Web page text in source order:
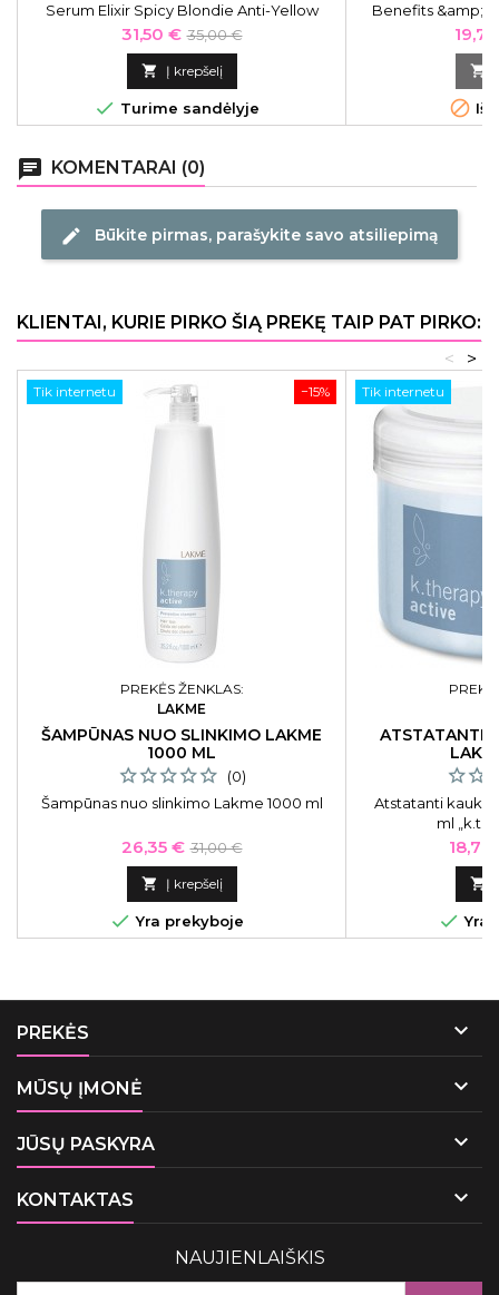
Serum Elixir Spicy Blondie Anti-Yellow
Toner MSPBL01, neutralizuojantis geltoną
atspalvį, 50 ml
Kaina
31,50 € Bazinė
kaina
35,00 €
 Į krepšelį
 Turime sandėlyje
Benefits &amp;
sudaro:
nenuplaunamas
medžiaginis
Kaina


chat KOMENTARAI (0)
edit Būkite pirmas, parašykite savo atsiliepimą
KLIENTAI, KURIE PIRKO ŠIĄ PREKĘ TAIP PAT PIRKO:
>
<
−15%
Tik internetu
PREKĖS ŽENKLAS:
LAKME
ŠAMPŪNAS NUO SLINKIMO LAKME
1000 ML
(0)
Šampūnas nuo slinkimo Lakme 1000 ml
Kaina
26,35 € Bazinė
kaina
31,00 €
 Į krepšelį
 Yra prekyboje
Tik internetu
ATSTATANTI
Atstatanti kaukė
ml
Kaina

 Yra
PREKĖS 
MŪSŲ ĮMONĖ 
JŪSŲ PASKYRA 
KONTAKTAS 
NAUJIENLAIŠKIS